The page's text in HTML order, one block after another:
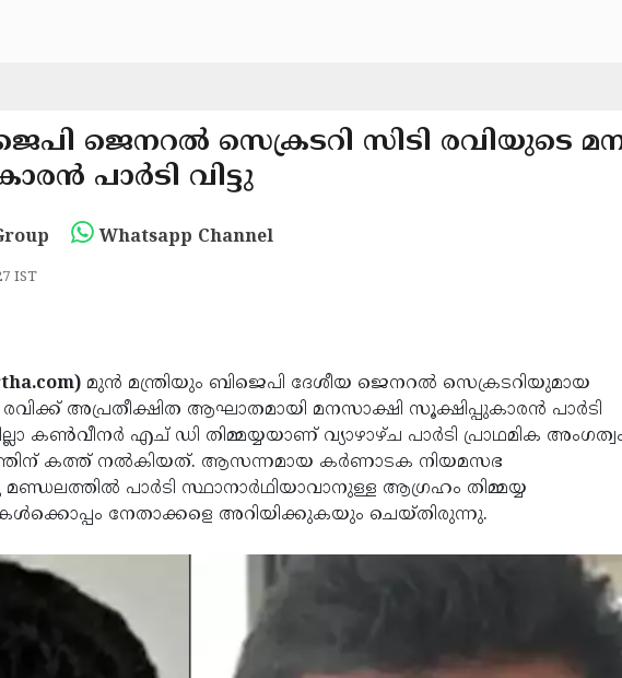
ജെനറൽ സെക്രടറി സിടി രവിയുടെ
പാർടി വിട്ടു
Whatsapp Channel
IST
മുൻ മന്ത്രിയും ബിജെപി ദേശീയ ജെനറൽ സെക്രടറിയുമായ
അപ്രതീക്ഷിത ആഘാതമായി മനസാക്ഷി സൂക്ഷിപ്പുകാരൻ പാർടി
കൺവീനർ എച് ഡി തിമ്മയ്യയാണ് വ്യാഴാഴ്ച പാർടി പ്രാഥമിക
കത്ത് നൽകിയത്. ആസന്നമായ കർണാടക നിയമസഭ
പാർടി സ്ഥാനാർഥിയാവാനുള്ള ആഗ്രഹം തിമ്മയ്യ
നേതാക്കളെ അറിയിക്കുകയും ചെയ്തിരുന്നു.